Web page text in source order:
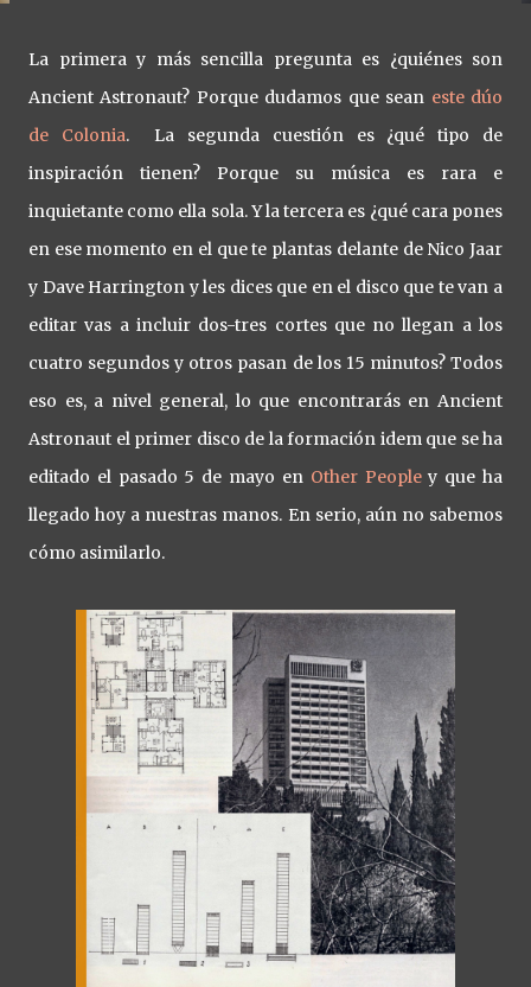
La primera y más sencilla pregunta es ¿quiénes son
Ancient Astronaut? Porque dudamos que sean este dúo
de Colonia. La segunda cuestión es ¿qué tipo de
inspiración tienen? Porque su música es rara e
inquietante como ella sola. Y la tercera es ¿qué cara pones
en ese momento en el que te plantas delante de Nico Jaar
y Dave Harrington y les dices que en el disco que te van a
editar vas a incluir dos-tres cortes que no llegan a los
cuatro segundos y otros pasan de los 15 minutos? Todos
eso es, a nivel general, lo que encontrarás en Ancient
Astronaut el primer disco de la formación idem que se ha
editado el pasado 5 de mayo en Other Peopley que ha
llegado hoy a nuestras manos. En serio, aún no sabemos
cómo asimilarlo.